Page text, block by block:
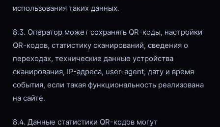
использования таких данных.
8.3. Оператор может сохранять QR-коды, настройки
QR-кодов, статистику сканирований, сведения о
переходах, технические данные устройства
сканирования, IP-адреса, user-agent, дату и время
события, если такая функциональность реализована
на сайте.
8.4. Данные статистики QR-кодов могут